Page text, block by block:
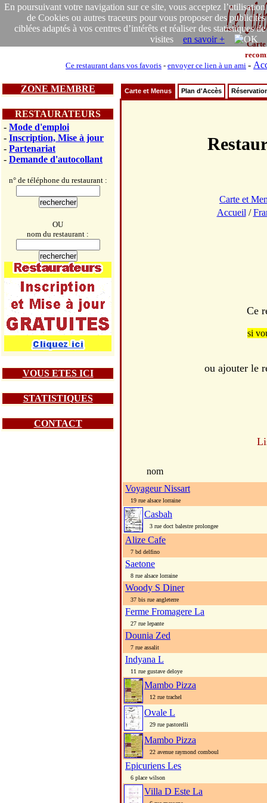
En poursuivant votre navigation sur ce site, vous acceptez l’utilisation
de Cookies ou autres traceurs pour vous proposer des publicités
ciblées adaptés à vos centres d’intérêts et réaliser des statistiques de
visites en savoir +
Carte
Ce restaurant dans vos favoris - envoyer ce lien à un ami -
ZONE MEMBRE
RESTAURATEURS
- Mode d'emploi
- Inscription, Mise à jour
- Partenariat
- Demande d'autocollant
n° de téléphone du restaurant :
OU
nom du restaurant :
VOUS ETES ICI
STATISTIQUES
CONTACT
Carte et Menus Plan d'Accès
Carte et
Accueil /
Ce
si
ou ajouter le
nom
Voyageur Nissart
19 rue alsace lorraine
Casbah
3 rue doct balestre prolongee
Alize Cafe
7 bd delfino
Saetone
8 rue alsace lorraine
Woody S Diner
37 bis rue angleterre
Ferme Fromagere La
27 rue lepante
Dounia Zed
7 rue assalit
Indyana L
11 rue gustave deloye
Mambo Pizza
12 rue trachel
Ovale L
29 rue pastorelli
Mambo Pizza
22 avenue raymond comboul
Epicuriens Les
6 place wilson
Villa D Este La